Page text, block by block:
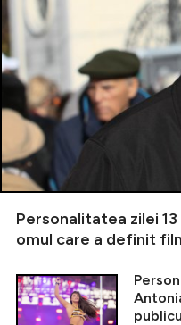
Personalitatea zilei
omul care a definit